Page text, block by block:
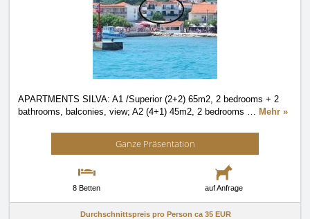
APARTMENTS SILVA: A1 /Superior (2+2) 65m2, 2 bedrooms + 2
bathrooms, balconies, view; A2 (4+1) 45m2, 2 bedrooms … Mehr »
Ganze Präsentation
8 Betten auf Anfrage
Durchschnittspreis pro Person ca 35 EUR